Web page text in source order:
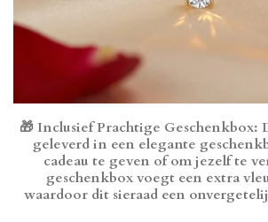
🎁 Inclusief Prachtige Geschenkbox:
geleverd in een elegante
cadeau te geven of om jezelf te
geschenkbox voegt een extra
waardoor dit sieraad een